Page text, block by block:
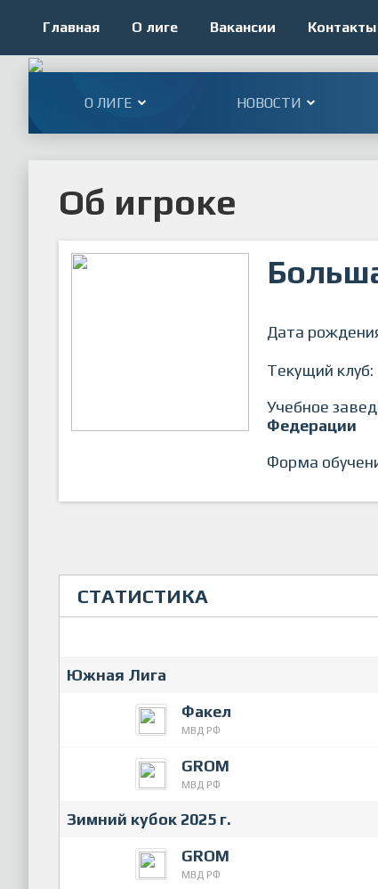
Главная О лиге Вакансии Контакты
О ЛИГЕ НОВОСТИ
Об игроке
Дата
Текущий клуб:
Учебное
Федерации
Форма
СТАТИСТИКА
Южная Лига
Факел
МВД РФ
GROM
МВД РФ
Зимний кубок 2025 г.
GROM
МВД РФ